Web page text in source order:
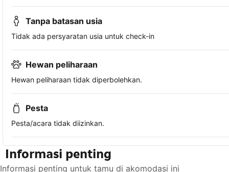
Tanpa batasan usia
Tidak ada persyaratan usia untuk check-in
Hewan peliharaan
Hewan peliharaan tidak diperbolehkan.
Pesta
Pesta/acara tidak diizinkan.
Informasi penting
Informasi penting untuk tamu di akomodasi ini